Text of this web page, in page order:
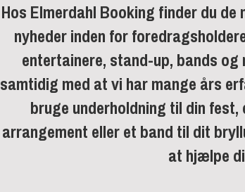
Hos Elmerdahl Booking finder du
nyheder inden for
entertainere, stand-up, bands og
samtidig med at vi har mange års
bruge underholdning til din
arrangement eller et band til dit
at hjælpe